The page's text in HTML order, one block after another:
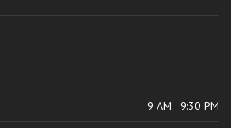
9 AM - 9:30 PM